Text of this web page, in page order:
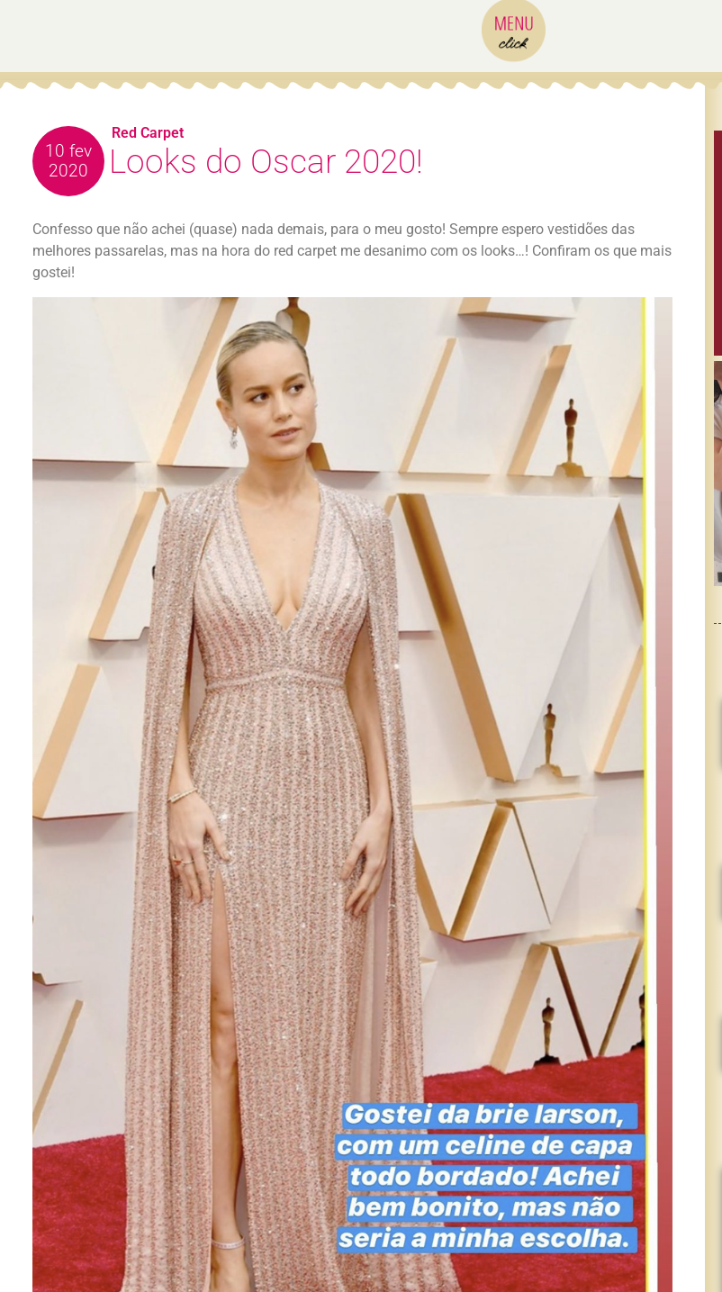
10 fev
2020
Looks do Oscar 2020!
Confesso que não achei (quase) nada demais, para o meu gosto! Sempre espero vestidões das
melhores passarelas, mas na hora do red carpet me desanimo com os looks…! Confiram os que mais
gostei!
Red Carpet